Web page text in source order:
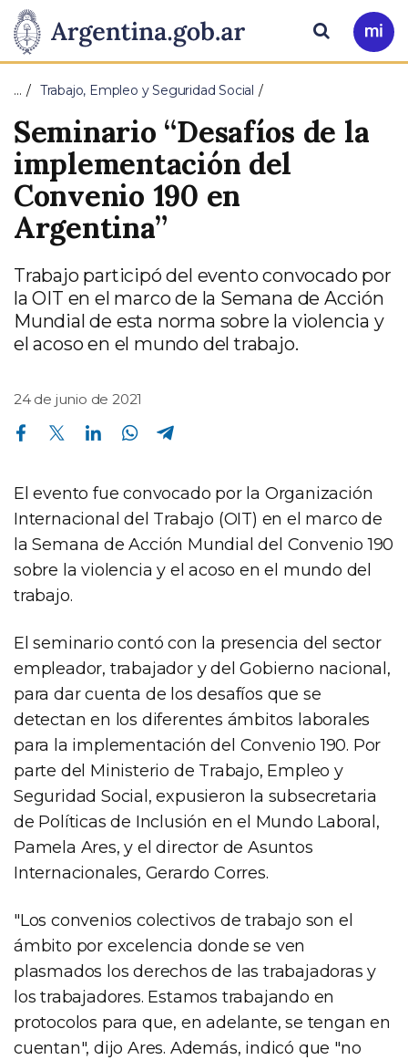
Presidencia
de
la
Nación
Pasar al contenido principal
Ir
a
Buscar
… Trabajo, Empleo y Seguridad Social
Seminario “Desafíos de la
implementación del
Convenio 190 en
Argentina”
Trabajo participó del evento convocado por
la OIT en el marco de la Semana de Acción
Mundial de esta norma sobre la violencia y
el acoso en el mundo del trabajo.
24 de junio de 2021
Compartir en Facebook Compartir en Twitter Compartir en Linkedin Compartir en Whatsapp
El evento fue convocado por la Organización
Internacional del Trabajo (OIT) en el marco de
la Semana de Acción Mundial del Convenio 190
sobre la violencia y el acoso en el mundo del
trabajo.
El seminario contó con la presencia del sector
empleador, trabajador y del Gobierno nacional,
para dar cuenta de los desafíos que se
detectan en los diferentes ámbitos laborales
para la implementación del Convenio 190. Por
parte del Ministerio de Trabajo, Empleo y
Seguridad Social, expusieron la subsecretaria
de Políticas de Inclusión en el Mundo Laboral,
Pamela Ares, y el director de Asuntos
Internacionales, Gerardo Corres.
"Los convenios colectivos de trabajo son el
ámbito por excelencia donde se ven
plasmados los derechos de las trabajadoras y
los trabajadores. Estamos trabajando en
protocolos para que, en adelante, se tengan en
cuentan", dijo Ares. Además, indicó que "no